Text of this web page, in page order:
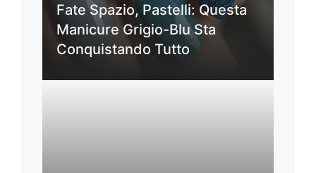
Fate Spazio, Pastelli: Questa
Manicure Grigio-Blu Sta
Conquistando Tutto